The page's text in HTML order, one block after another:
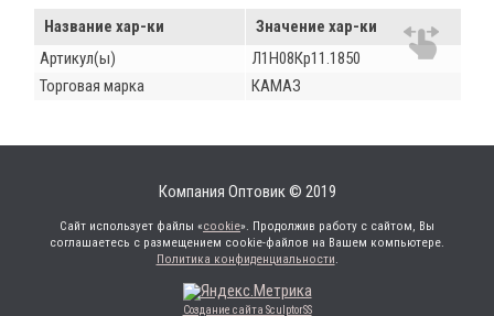
Название хар-ки
Значение хар-ки
Артикул(ы)
Л1Н08Кр11.1850
Торговая марка
КАМАЗ
Компания Оптовик © 2019
Сайт использует файлы «cookie». Продолжив работу с сайтом, Вы
соглашаетесь с размещением cookie-файлов на Вашем компьютере.
Политика конфиденциальности.
Создание сайта SculptorSS